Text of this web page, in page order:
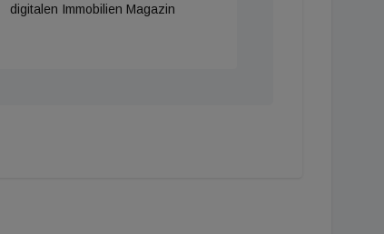
digitalen Immobilien Magazin